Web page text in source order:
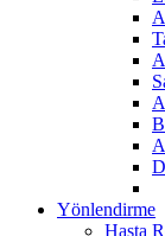
Yönlendirme
Hasta